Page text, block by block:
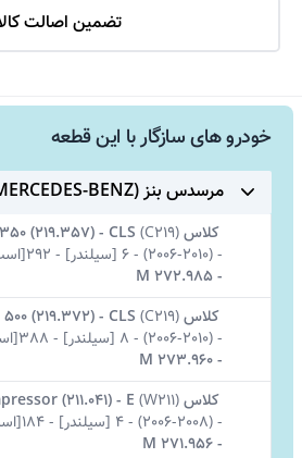
تضمین اصالت
خودرو های سازگار با این قطعه
مرسدس بنز (MERCEDES-BENZ)
کلاس CLS (C219)
-
(219.357)
-
(2006-2010)
-6 [سیلندر] - 292[اسب بخار]
-
M 272.985
کلاس CLS
(C219)
-
500 (219.372)
-
(2006-2010)
- 8 [سیلندر] - 388[اسب بخار]
-
M 273.960
کلاس E
(W211)
-
(211.041)
-
(2006-2008)
-4 [سیلندر] -184[اسب بخار]
-
M 271.956